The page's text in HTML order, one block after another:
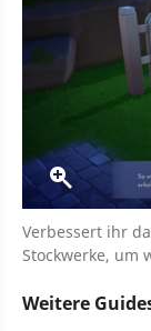
Verbessert ihr
Stockwerke, um
Weitere